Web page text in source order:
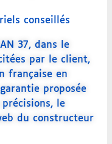
conseillés
37, dans le
par le client,
française en
proposée
le
du constructeur